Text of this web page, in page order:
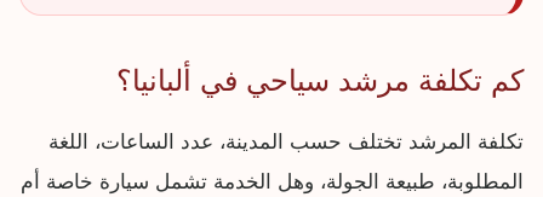
كم تكلفة مرشد سياحي في ألبانيا؟
تكلفة المرشد تختلف حسب المدينة، عدد الساعات، اللغة
المطلوبة، طبيعة الجولة، وهل الخدمة تشمل سيارة خاصة أم